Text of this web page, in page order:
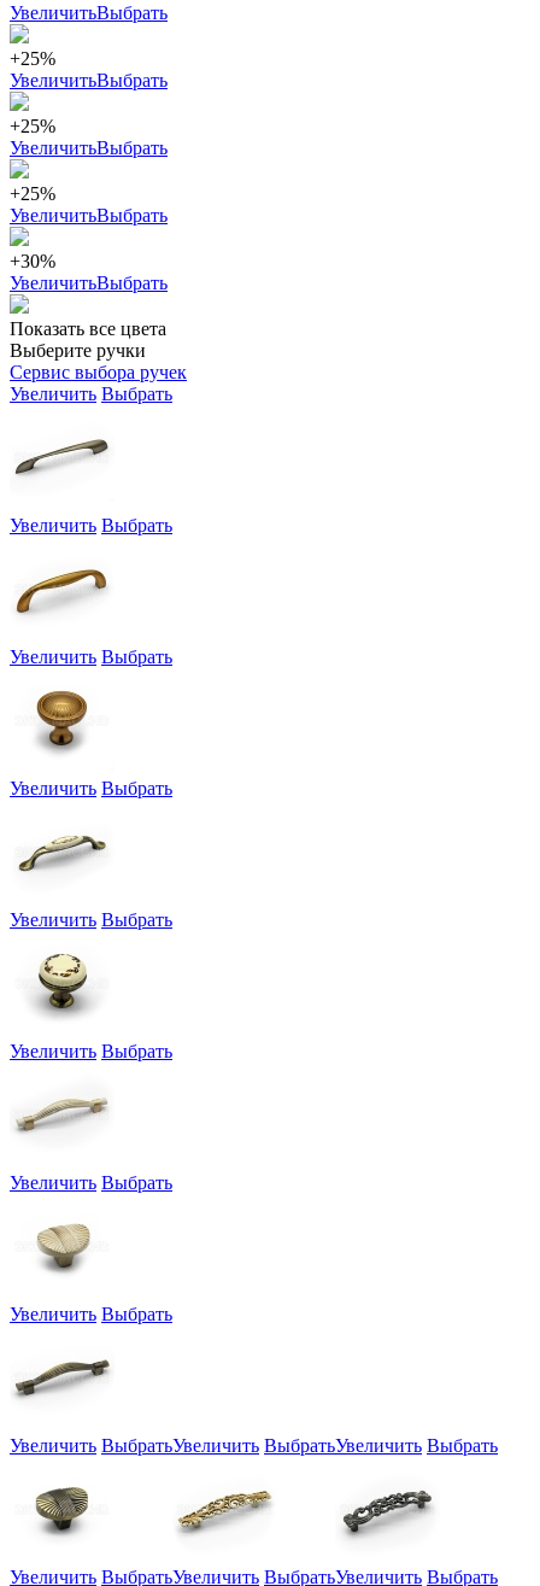
УвеличитьВыбрать
+25%
УвеличитьВыбрать
+25%
УвеличитьВыбрать
+25%
УвеличитьВыбрать
+30%
УвеличитьВыбрать
Показать все цвета
Выберите ручки
Сервис выбора ручек
Увеличить Выбрать
Увеличить Выбрать
Увеличить Выбрать
Увеличить Выбрать
Увеличить Выбрать
Увеличить Выбрать
Увеличить Выбрать
Увеличить Выбрать
Увеличить ВыбратьУвеличить ВыбратьУвеличить Выбрать
Увеличить ВыбратьУвеличить ВыбратьУвеличить Выбрать